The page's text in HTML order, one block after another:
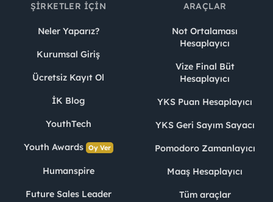
ŞIRKETLER İÇIN
Neler Yaparız?
Kurumsal Giriş
Ücretsiz Kayıt Ol
İK Blog
YouthTech
Youth Awards Oy Ver
Humanspire
Future Sales Leader
ARAÇLAR
Not Ortalaması
Hesaplayıcı
Vize Final Büt
Hesaplayıcı
YKS Puan Hesaplayıcı
YKS Geri Sayım Sayacı
Pomodoro Zamanlayıcı
Maaş Hesaplayıcı
Tüm araçlar